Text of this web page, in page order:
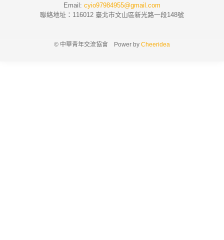
Email: cyio97984955@gmail.com
聯絡地址：116012 臺北市文山區新光路一段148號
© 中華青年交流協會 Power by Cheeridea